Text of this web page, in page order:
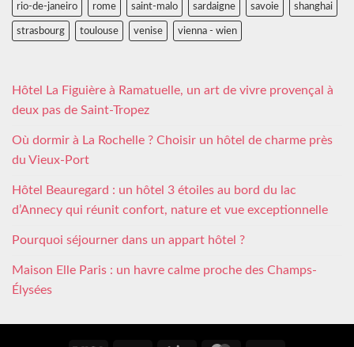
rio-de-janeiro rome saint-malo sardaigne savoie shanghai
strasbourg toulouse venise vienna - wien
Hôtel La Figuière à Ramatuelle, un art de vivre provençal à
deux pas de Saint-Tropez
Où dormir à La Rochelle ? Choisir un hôtel de charme près
du Vieux-Port
Hôtel Beauregard : un hôtel 3 étoiles au bord du lac
d’Annecy qui réunit confort, nature et vue exceptionnelle
Pourquoi séjourner dans un appart hôtel ?
Maison Elle Paris : un havre calme proche des Champs-
Élysées